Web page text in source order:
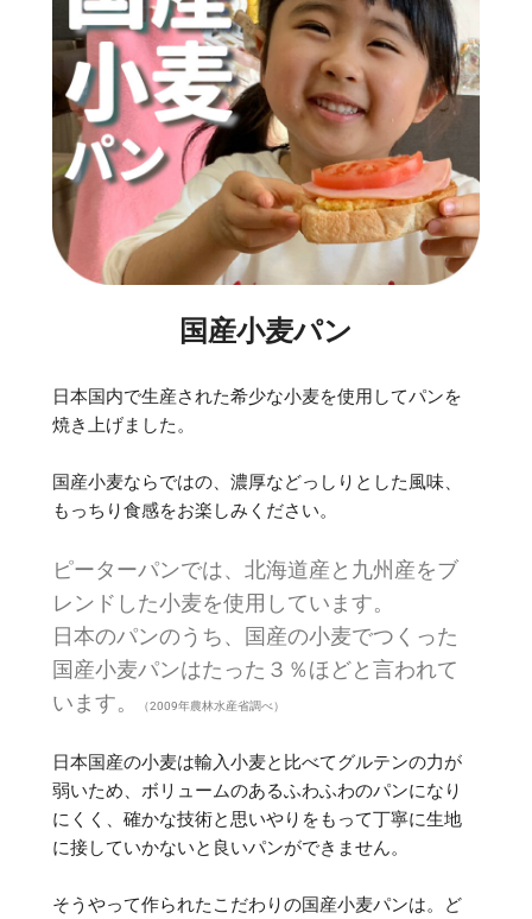
国産小麦パン
日本国内で生産された希少な小麦を使用してパンを
焼き上げました。
国産小麦ならではの、濃厚などっしりとした風味、
もっちり食感をお楽しみください。
ピーターパンでは、北海道産と九州産をブ
レンドした小麦を使用しています。
日本のパンのうち、国産の小麦でつくった
国産小麦パンはたった３％ほどと言われて
います。
（2009年農林水産省調べ）
日本国産の小麦は輸入小麦と比べてグルテンの力が
弱いため、ボリュームのあるふわふわのパンになり
にくく、確かな技術と思いやりをもって丁寧に生地
に接していかないと良いパンができません。
そうやって作られたこだわりの国産小麦パンは。ど